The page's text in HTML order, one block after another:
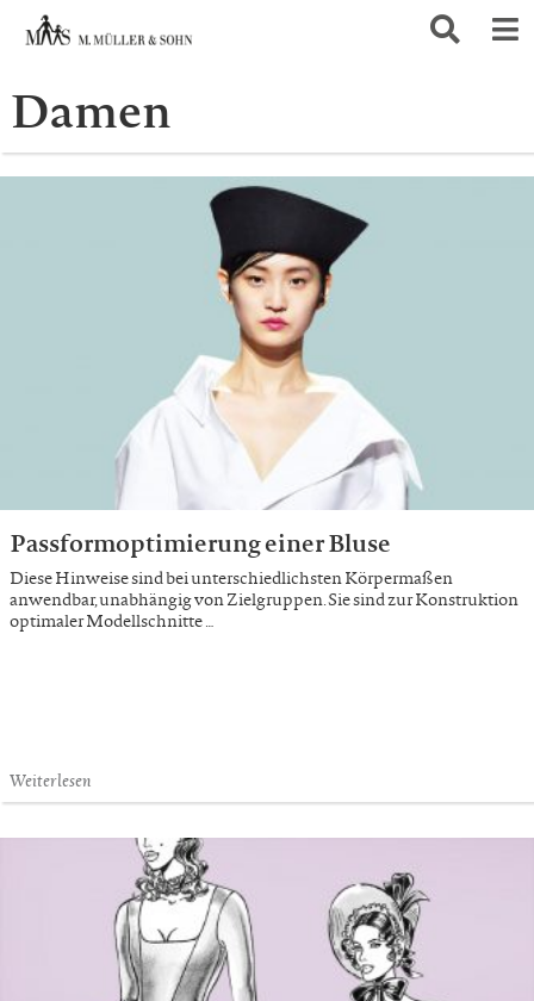
Damen
Passformoptimierung einer Bluse
Diese Hinweise sind bei unterschiedlichsten Körpermaßen
anwendbar, unabhängig von Zielgruppen. Sie sind zur Konstruktion
optimaler Modellschnitte …
Weiterlesen